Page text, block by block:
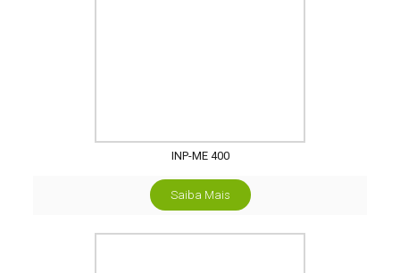
INP-ME 400
Saiba Mais